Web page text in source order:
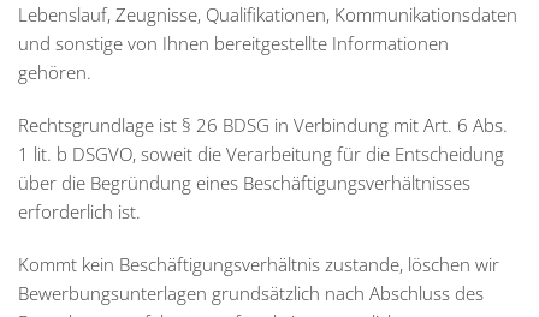
Lebenslauf, Zeugnisse, Qualifikationen, Kommunikationsdaten
und sonstige von Ihnen bereitgestellte Informationen
gehören.
Rechtsgrundlage ist § 26 BDSG in Verbindung mit Art. 6 Abs.
1 lit. b DSGVO, soweit die Verarbeitung für die Entscheidung
über die Begründung eines Beschäftigungsverhältnisses
erforderlich ist.
Kommt kein Beschäftigungsverhältnis zustande, löschen wir
Bewerbungsunterlagen grundsätzlich nach Abschluss des